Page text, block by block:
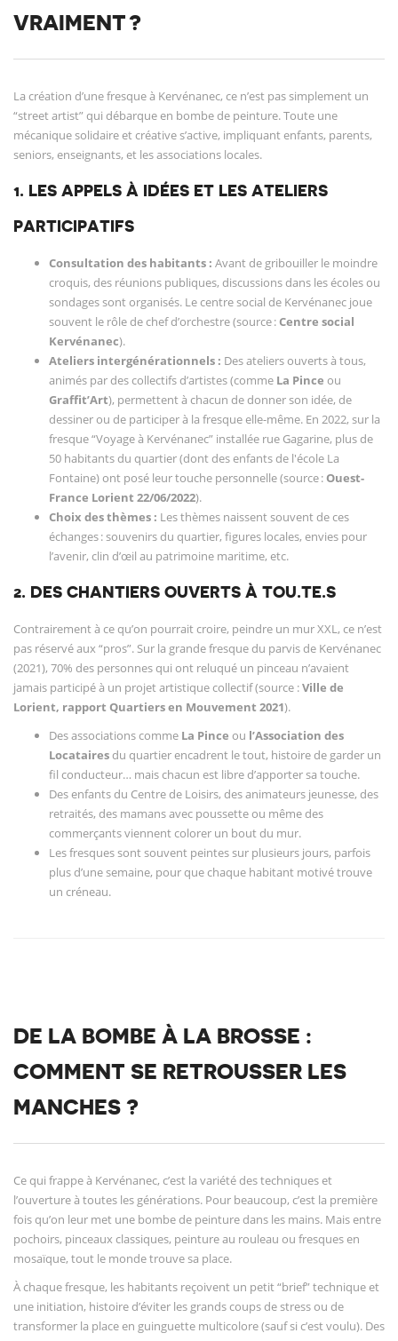
VRAIMENT ?
La création d’une fresque à Kervénanec, ce n’est pas simplement un
“street artist” qui débarque en bombe de peinture. Toute une
mécanique solidaire et créative s’active, impliquant enfants, parents,
seniors, enseignants, et les associations locales.
1. LES APPELS À IDÉES ET LES ATELIERS
PARTICIPATIFS
Consultation des habitants : Avant de gribouiller le moindre
croquis, des réunions publiques, discussions dans les écoles ou
sondages sont organisés. Le centre social de Kervénanec joue
souvent le rôle de chef d’orchestre (source :Centre social
Kervénanec).
Ateliers intergénérationnels : Des ateliers ouverts à tous,
animés par des collectifs d’artistes (comme La Pince ou
Graffit’Art), permettent à chacun de donner son idée, de
dessiner ou de participer à la fresque elle-même. En 2022, sur la
fresque “Voyage à Kervénanec” installée rue Gagarine, plus de
50 habitants du quartier (dont des enfants de l'école La
Fontaine) ont posé leur touche personnelle (source :Ouest-
France Lorient 22/06/2022).
Choix des thèmes : Les thèmes naissent souvent de ces
échanges : souvenirs du quartier, figures locales, envies pour
l’avenir, clin d’œil au patrimoine maritime, etc.
2. DES CHANTIERS OUVERTS À TOU.TE.S
Contrairement à ce qu’on pourrait croire, peindre un mur XXL, ce n’est
pas réservé aux “pros”. Sur la grande fresque du parvis de Kervénanec
(2021), 70% des personnes qui ont reluqué un pinceau n’avaient
jamais participé à un projet artistique collectif (source :Ville de
Lorient, rapport Quartiers en Mouvement 2021).
Des associations comme La Pince ou l’Association des
Locatairesdu quartier encadrent le tout, histoire de garder un
fil conducteur… mais chacun est libre d’apporter sa touche.
Des enfants du Centre de Loisirs, des animateurs jeunesse, des
retraités, des mamans avec poussette ou même des
commerçants viennent colorer un bout du mur.
Les fresques sont souvent peintes sur plusieurs jours, parfois
plus d’une semaine, pour que chaque habitant motivé trouve
un créneau.
DE LA BOMBE À LA BROSSE :
COMMENT SE RETROUSSER LES
MANCHES ?
Ce qui frappe à Kervénanec, c’est la variété des techniques et
l’ouverture à toutes les générations. Pour beaucoup, c’est la première
fois qu’on leur met une bombe de peinture dans les mains. Mais entre
pochoirs, pinceaux classiques, peinture au rouleau ou fresques en
mosaïque, tout le monde trouve sa place.
À chaque fresque, les habitants reçoivent un petit “brief” technique et
une initiation, histoire d’éviter les grands coups de stress ou de
transformer la place en guinguette multicolore (sauf si c’est voulu). Des